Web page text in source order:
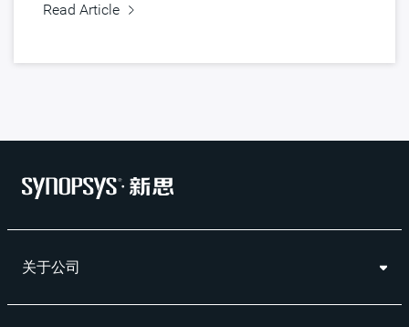
Read Article
关于公司